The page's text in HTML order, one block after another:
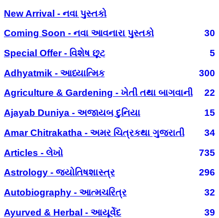
New Arrival - નવા પુસ્તકો
Coming Soon - નવા આવનારા પુસ્તકો
30
Special Offer - વિશેષ છૂટ
5
Adhyatmik - આધ્યાત્મિક
300
Agriculture & Gardening - ખેતી તથા બાગવાની
22
Ajayab Duniya - અજાયબ દુનિયા
15
Amar Chitrakatha - અમર ચિત્રકથા ગુજરાતી
34
Articles - લેખો
735
Astrology - જ્યોતિષશાસ્ત્ર
296
Autobiography - આત્મચરિત્ર
32
Ayurved & Herbal - આયૂર્વેદ
39